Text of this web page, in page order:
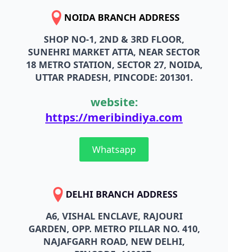
NOIDA BRANCH ADDRESS
SHOP NO-1, 2ND & 3RD FLOOR,
SUNEHRI MARKET ATTA, NEAR SECTOR
18 METRO STATION, SECTOR 27, NOIDA,
UTTAR PRADESH, PINCODE: 201301.
website:
https://meribindiya.com
Whatsapp
DELHI BRANCH ADDRESS
A6, VISHAL ENCLAVE, RAJOURI
GARDEN, OPP. METRO PILLAR NO. 410,
NAJAFGARH ROAD, NEW DELHI,